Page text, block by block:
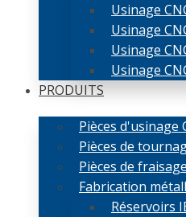
Usinage
Usinage
Usinage
Usinage
PRODUITS
Pièces d'usinage
Pièces de
Pièces de
Fabrication
Réservoirs